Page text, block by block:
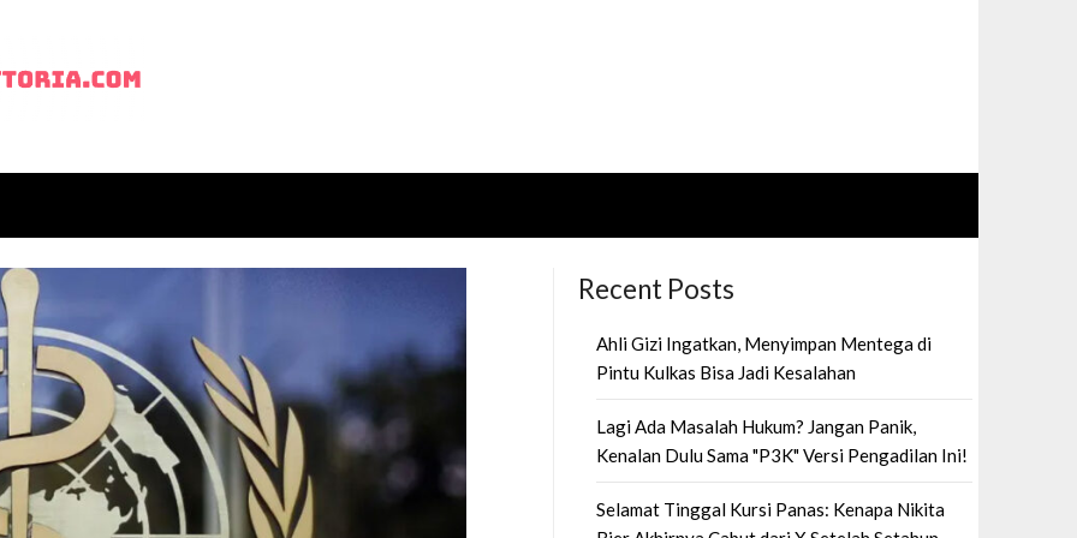
Recent Posts
Ahli Gizi Ingatkan, Menyimpan Mentega di
Pintu Kulkas Bisa Jadi Kesalahan
Lagi Ada Masalah Hukum? Jangan Panik,
Kenalan Dulu Sama "P3K" Versi Pengadilan Ini!
Selamat Tinggal Kursi Panas: Kenapa Nikita